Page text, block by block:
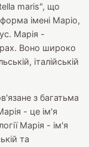
maris", що
імені Маріо,
Марія -
Воно широко
італійській
з багатьма
- це ім'я
Марія - ім'я
та